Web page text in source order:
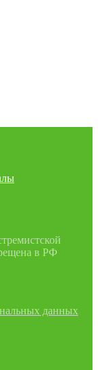
в РФ
данных